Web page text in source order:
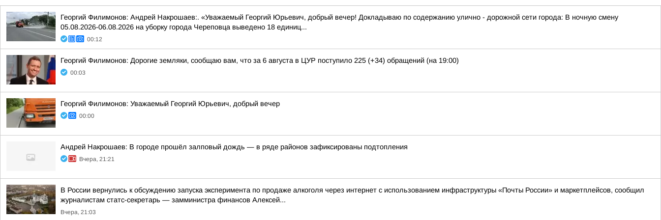
Георгий Филимонов: Андрей Накрошаев:. «Уважаемый Георгий Юрьевич, добрый вечер! Докладываю по содержанию улично - дорожной сети города: В ночную смену
05.08.2026-06.08.2026 на уборку города Череповца выведено 18 единиц...
00:12
Георгий Филимонов: Дорогие земляки, сообщаю вам, что за 6 августа в ЦУР поступило 225 (+34) обращений (на 19:00)
00:03
Георгий Филимонов: Уважаемый Георгий Юрьевич, добрый вечер
00:00
Андрей Накрошаев: В городе прошёл залповый дождь — в ряде районов зафиксированы подтопления
Вчера, 21:21
В России вернулись к обсуждению запуска эксперимента по продаже алкоголя через интернет с использованием инфраструктуры «Почты России» и маркетплейсов, сообщил
журналистам статс-секретарь — замминистра финансов Алексей...
Вчера, 21:03